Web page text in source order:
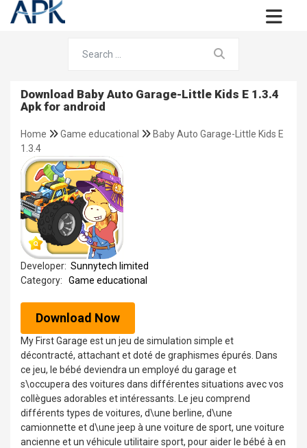
Download Baby Auto Garage-Little Kids E 1.3.4
Apk for android
Home Game educational
Baby Auto Garage-Little Kids E
1.3.4
Developer: Sunnytech limited
Category:
Game educational
Download Now
My First Garage est un jeu de simulation simple et
décontracté, attachant et doté de graphismes épurés. Dans
ce jeu, le bébé deviendra un employé du garage et
s\occupera des voitures dans différentes situations avec vos
collègues adorables et intéressants. Le jeu comprend
différents types de voitures, d\une berline, d\une
camionnette et d\une jeep à une voiture de sport, une voiture
ancienne et un véhicule utilitaire sport, pour aider le bébé à en